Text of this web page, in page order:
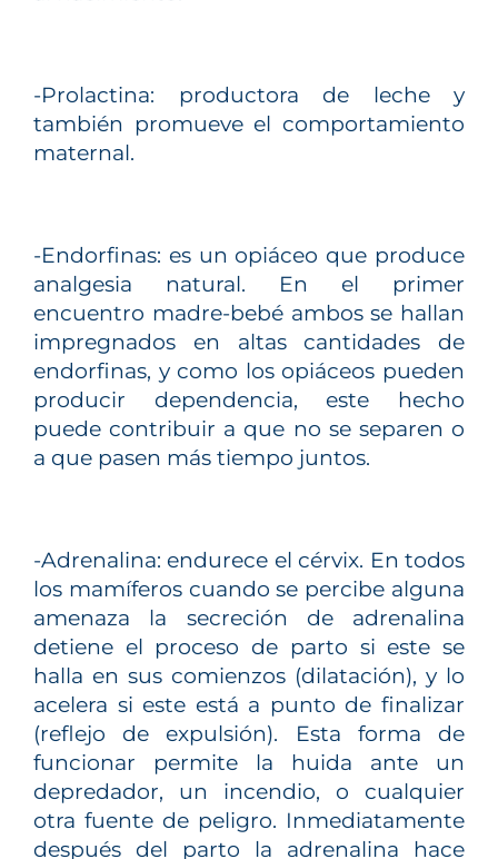
-Prolactina: productora de leche y
también promueve el comportamiento
maternal.
-Endorfinas: es un opiáceo que produce
analgesia natural. En el primer
encuentro madre-bebé ambos se hallan
impregnados en altas cantidades de
endorfinas, y como los opiáceos pueden
producir dependencia, este hecho
puede contribuir a que no se separen o
a que pasen más tiempo juntos.
-Adrenalina: endurece el cérvix. En todos
los mamíferos cuando se percibe alguna
amenaza la secreción de adrenalina
detiene el proceso de parto si este se
halla en sus comienzos (dilatación), y lo
acelera si este está a punto de finalizar
(reflejo de expulsión). Esta forma de
funcionar permite la huida ante un
depredador, un incendio, o cualquier
otra fuente de peligro. Inmediatamente
después del parto la adrenalina hace